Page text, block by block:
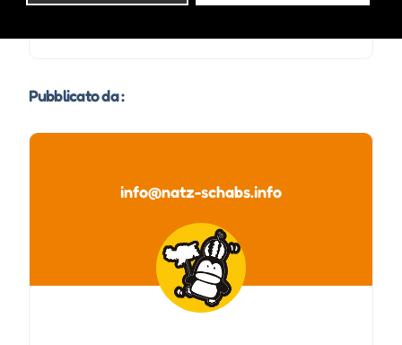
Pubblicato da :
info@natz-schabs.info